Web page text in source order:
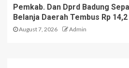
Pemkab. Dan Dprd Badung
Belanja Daerah Tembus Rp
August 7, 2026 Admin